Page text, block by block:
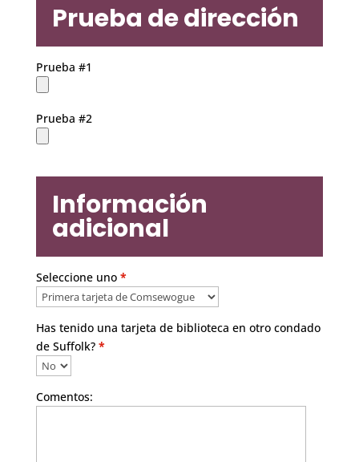
Prueba de dirección
Prueba #1
Prueba #2
Información
adicional
Seleccione uno *
Has tenido una tarjeta de biblioteca en otro condado
de Suffolk? *
Comentos: